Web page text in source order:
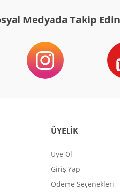
Medyada Takip Edin
ÜYELİK
Üye Ol
Giriş Yap
Ödeme Seçenekleri